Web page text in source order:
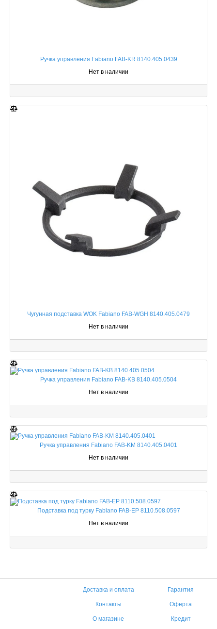
Ручка управления Fabiano FAB-KR 8140.405.0439
Нет в наличии
Чугунная подставка WOK Fabiano FAB-WGH 8140.405.0479
Нет в наличии
Ручка управления Fabiano FAB-KB 8140.405.0504
Нет в наличии
Ручка управления Fabiano FAB-KM 8140.405.0401
Нет в наличии
Подставка под турку Fabiano FAB-EP 8110.508.0597
Нет в наличии
Доставка и оплата Гарантия
Контакты Оферта
О магазине Кредит